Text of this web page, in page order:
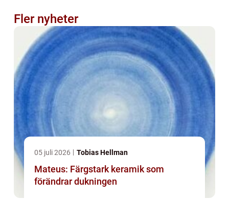
Fler nyheter
05 juli 2026 Tobias Hellman
Mateus: Färgstark keramik som
förändrar dukningen